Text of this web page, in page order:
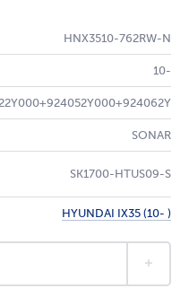
HNX3510-762RW-N
10-
SONAR
SK1700-HTUS09-S
HYUNDAI IX35 (10- )